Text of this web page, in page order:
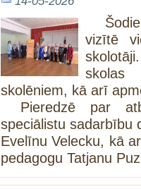
vizītē
skolas
skolēniem, kā arī
Pieredzē par
speciālistu sadarbību
Evelīnu Velecku, kā
pedagogu Tatjanu